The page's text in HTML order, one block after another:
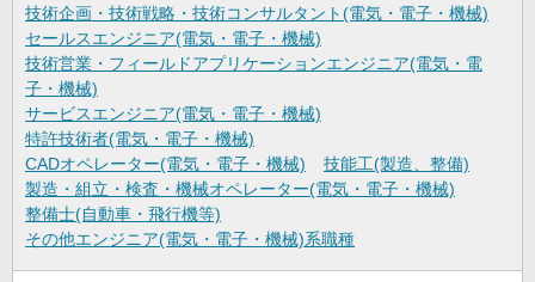
技術企画・技術戦略・技術コンサルタント(電気・電子・機械)
セールスエンジニア(電気・電子・機械)
技術営業・フィールドアプリケーションエンジニア(電気・電
子・機械)
サービスエンジニア(電気・電子・機械)
特許技術者(電気・電子・機械)
CADオペレーター(電気・電子・機械)
技能工(製造、整備)
製造・組立・検査・機械オペレーター(電気・電子・機械)
整備士(自動車・飛行機等)
その他エンジニア(電気・電子・機械)系職種